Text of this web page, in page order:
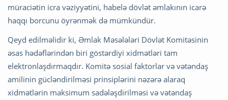
müraciətin icra vəziyyətini, habelə dövlət əmlakının icarə
haqqı borcunu öyrənmək də mümkündür.
Qeyd edilməlidir ki, Əmlak Məsələləri Dövlət Komitəsinin
əsas hədəflərindən biri göstərdiyi xidmətləri tam
elektronlaşdırmaqdır. Komitə sosial faktorlar və vətəndaş
amilinin gücləndirilməsi prinsiplərini nəzərə alaraq
xidmətlərin maksimum sadələşdirilməsi və vətəndaş